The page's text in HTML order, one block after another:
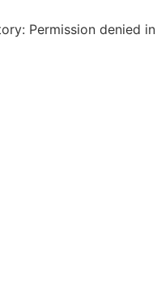
Permission denied in